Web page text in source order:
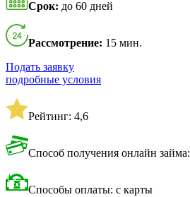
Срок: до 60 дней
Рассмотрение: 15 мин.
Подать заявку
подробные условия
Рейтинг: 4,6
Способ получения онлайн займа:
Способы оплаты: с карты